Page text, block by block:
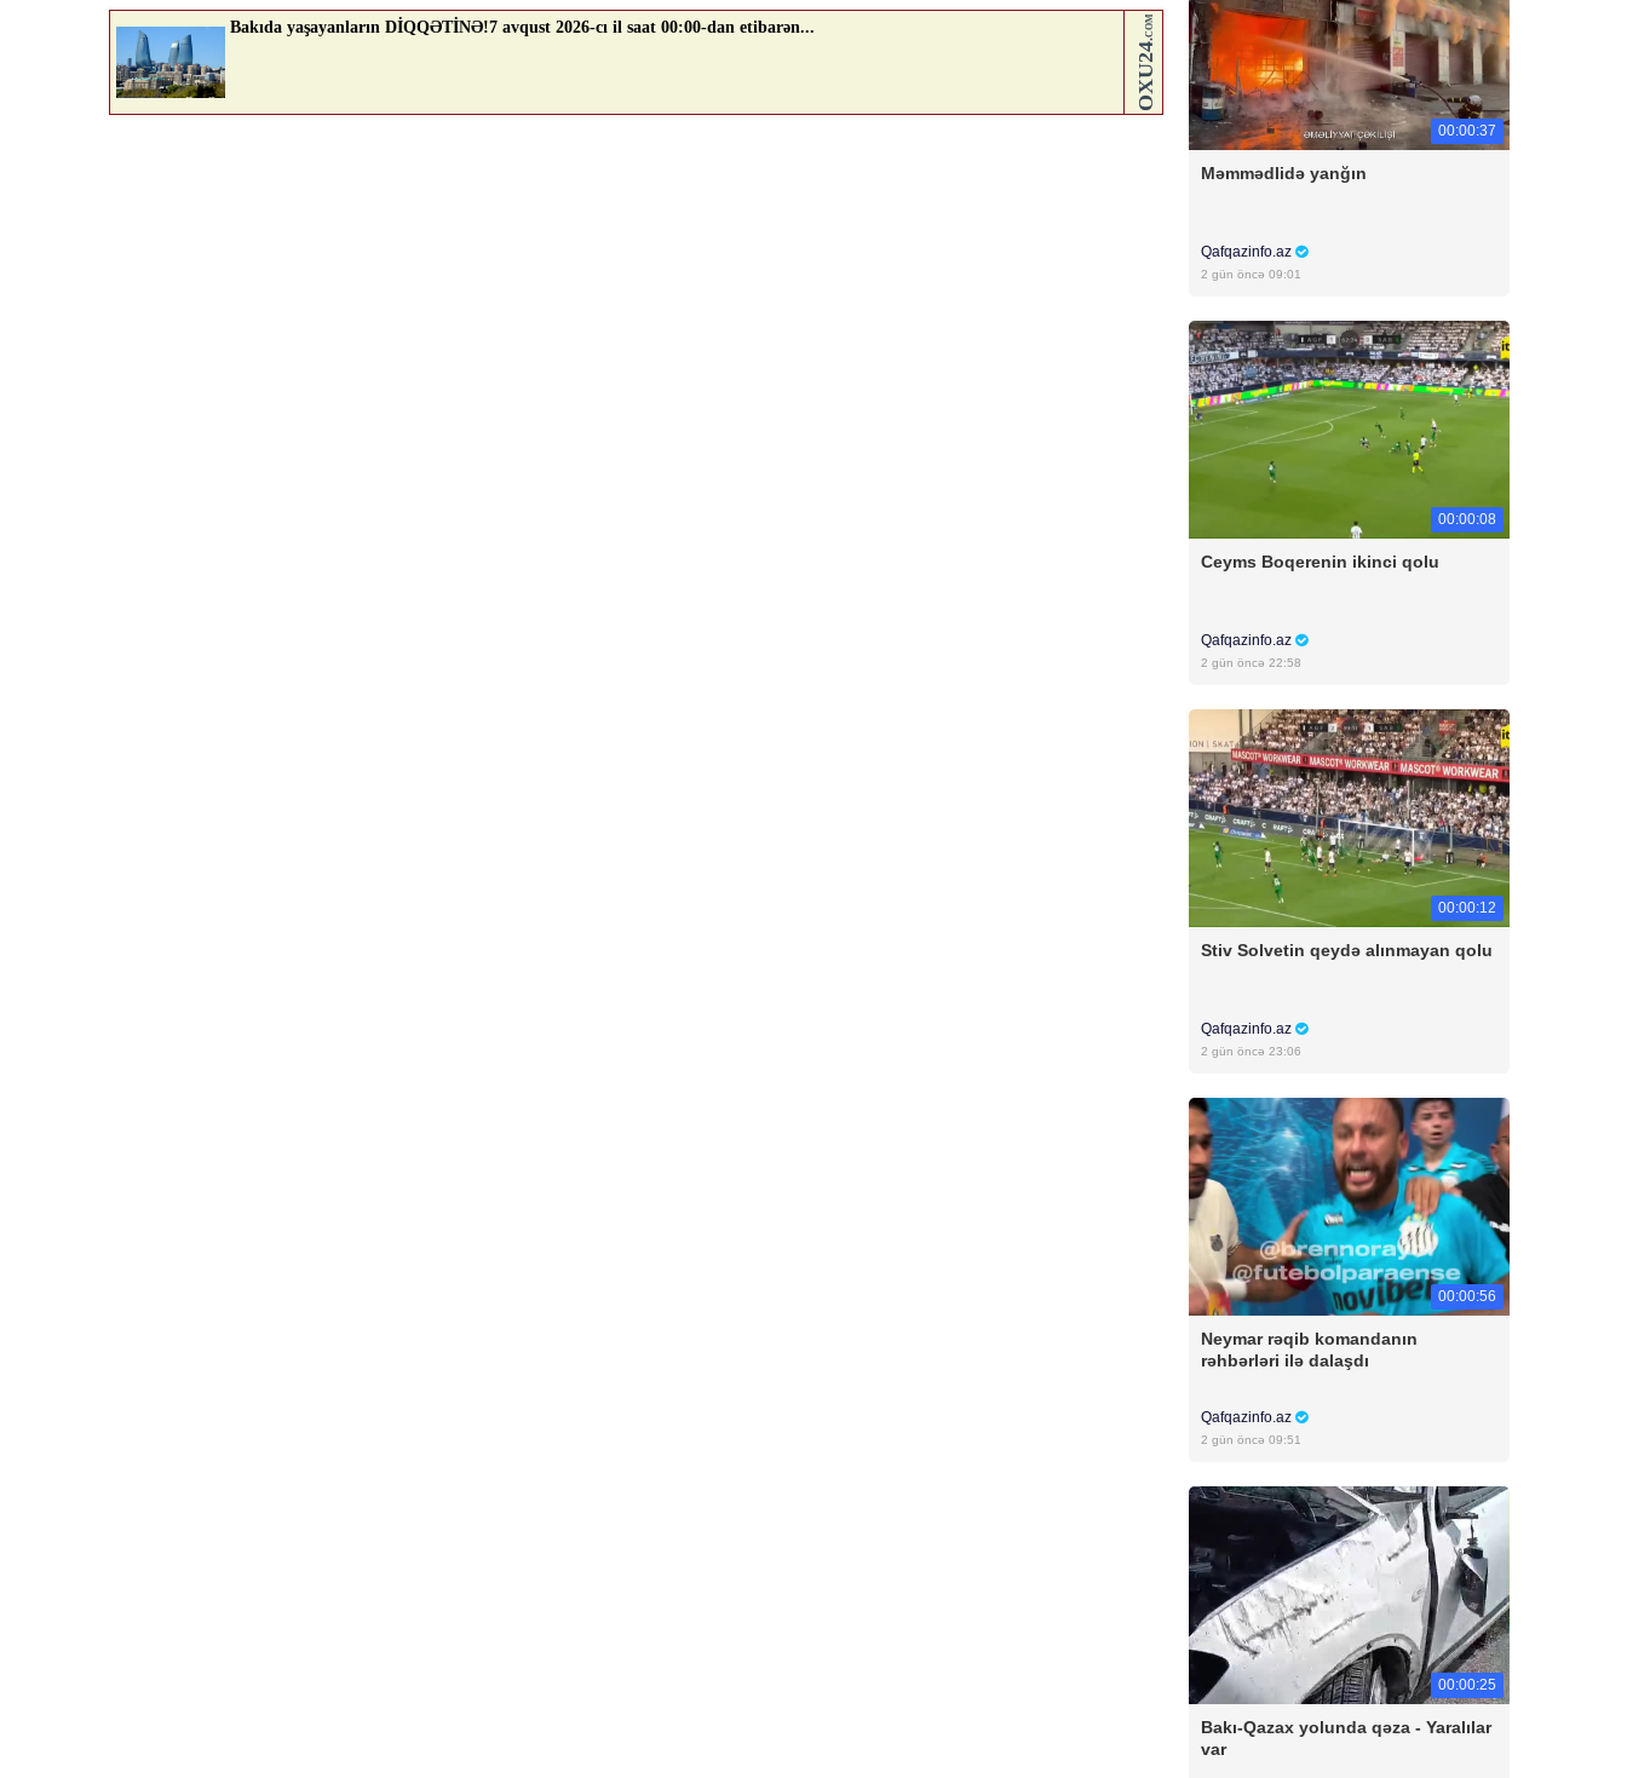
00:00:37
Məmmədlidə yanğın
Qafqazinfo.az
2 gün öncə 09:01
00:00:08
Ceyms Boqerenin ikinci qolu
Qafqazinfo.az
2 gün öncə 22:58
00:00:12
Stiv Solvetin qeydə alınmayan qolu
Qafqazinfo.az
2 gün öncə 23:06
00:00:56
Neymar rəqib komandanın
rəhbərləri ilə dalaşdı
Qafqazinfo.az
2 gün öncə 09:51
00:00:25
Bakı-Qazax yolunda qəza - Yaralılar
var